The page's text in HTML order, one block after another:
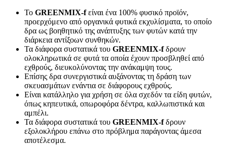
Το GREENMIX-fείναι ένα 100% φυσικό προϊόν,
προερχόμενο από οργανικά φυτικά εκχυλίσματα, το οποίο
δρα ως βοηθητικό της ανάπτυξης των φυτών κατά την
διάρκεια αντίξοων συνθηκών.
Τα διάφορα συστατικά του GREENMIX-fδρουν
ολοκληρωτικά σε φυτά τα οποία έχουν προσβληθεί από
εχθρούς, διευκολύνοντας την ανάκαμψη τους.
Επίσης δρα συνεργιστικά αυξάνοντας τη δράση των
σκευασμάτων ενάντια σε διάφορους εχθρούς.
Είναι κατάλληλο για χρήση σε όλα σχεδόν τα είδη φυτών,
όπως κηπευτικά, οπωροφόρα δέντρα, καλλωπιστικά και
αμπέλι.
Τα διάφορα συστατικά του GREENMIX-fδρουν
εξολοκλήρου επάνω στο πρόβλημα παράγοντας άμεσα
αποτέλεσμα.